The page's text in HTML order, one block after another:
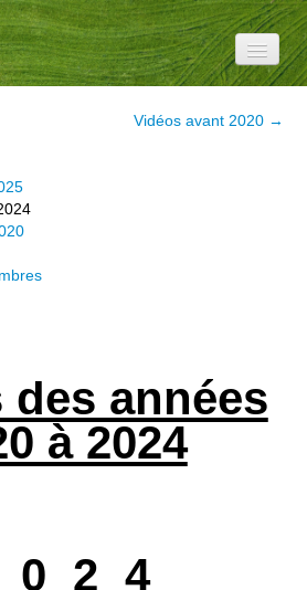
Vidéos avant 2020 →
des années
à 2024
0 2 4